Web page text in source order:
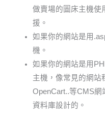
做賣場的圖床主機使
援。
如果你的網站是用
機。
如果你的網站是用
主機，像常見的網站
OpenCart..等CMS網
資料庫設計的。